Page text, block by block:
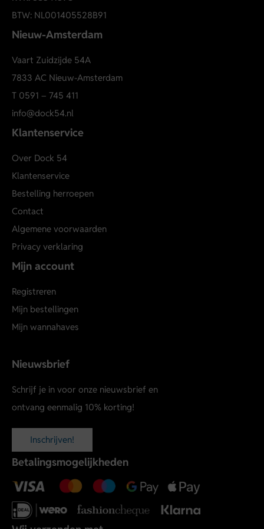
behouden.
BTW: NL001405528B91
Nieuw-Amsterdam
Vaart Zuidzijde 54A
7833 AC Nieuw-Amsterdam
T 0591 – 745 411
info@dock54.nl
Klantenservice
Over Dock 54
Klantenservice
Bestelling herroepen
Contact
Algemene voorwaarden
Privacy verklaring
Mijn account
Registreren
Mijn bestellingen
Mijn wannahaves
Nieuwsbrief
Schrijf je in voor onze nieuwsbrief en
ontvang eenmalig 10% korting!
Inschrijven!
Betalingsmogelijkheden